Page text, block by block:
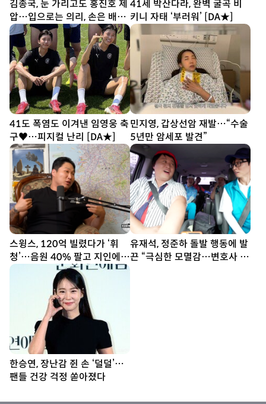
김종국, 눈 가리고도 홍진호 제
압…입으로는 의리, 손은 배신
(런닝맨)
41세 박산다라, 완벽 굴곡 비
키니 자태 ‘부러워’ [DA★]
41도 폭염도 이겨낸 임영웅 축
구♥…피지컬 난리 [DA★]
민지영, 갑상선암 재발…“수술
5년만 암세포 발견”
스윙스, 120억 빌렸다가 ‘휘
청’…음원 40% 팔고 지인에
20억 빌려 [SD톡톡]
유재석, 정준하 돌발 행동에 발
끈 “극심한 모멸감…변호사 부
한승연, 장난감 쥔 손 ‘덜덜’…
팬들 건강 걱정 쏟아졌다